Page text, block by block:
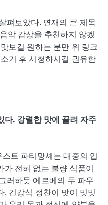
펴보았다. 연재의 큰 제목
악 감상을 추천하지 않겠
보길 원하는 분만 위 링크
거 후 시청하시길 권유한
다. 강렬한 맛에 끌려 자주
트 파티망셰는 대중의 입
가 전혀 없는 불량 식품이
러하듯 에르베의 두 파우
. 건강식 정찬이 맛이 밋밋